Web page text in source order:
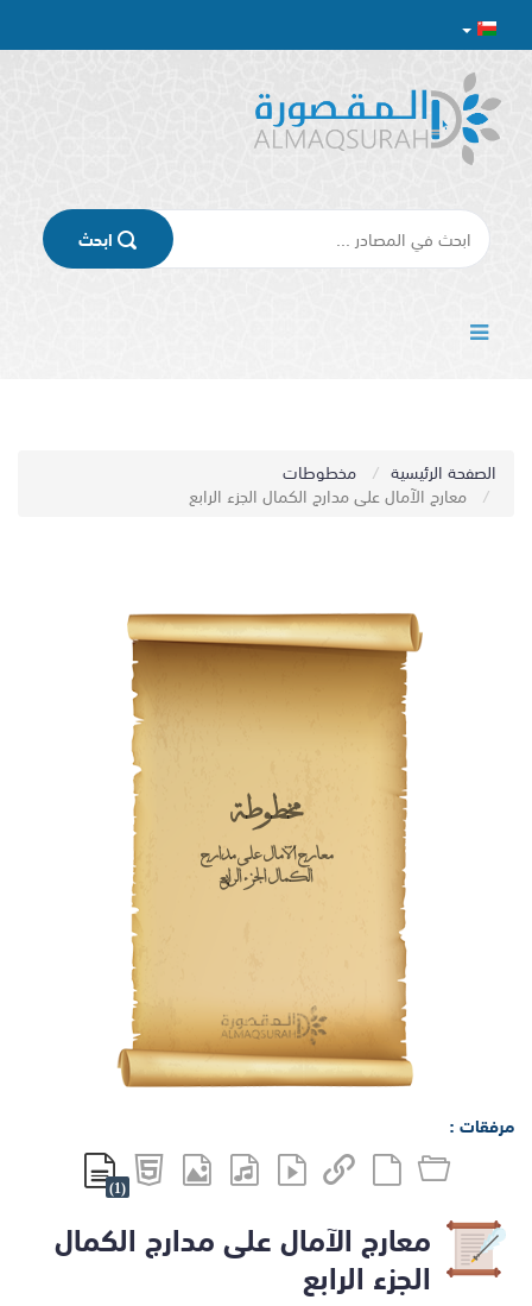
اﺑﺤﺚ
الصفحة الرئيسية مخطوطات
معارج الآمال على مدارج الكمال الجزء الرابع
مخطوطة
معارج الآمال على مدارج
الكمال الجزء الرابع
مرفقات :
(1)
معارج الآمال على مدارج الكمال
الجزء الرابع